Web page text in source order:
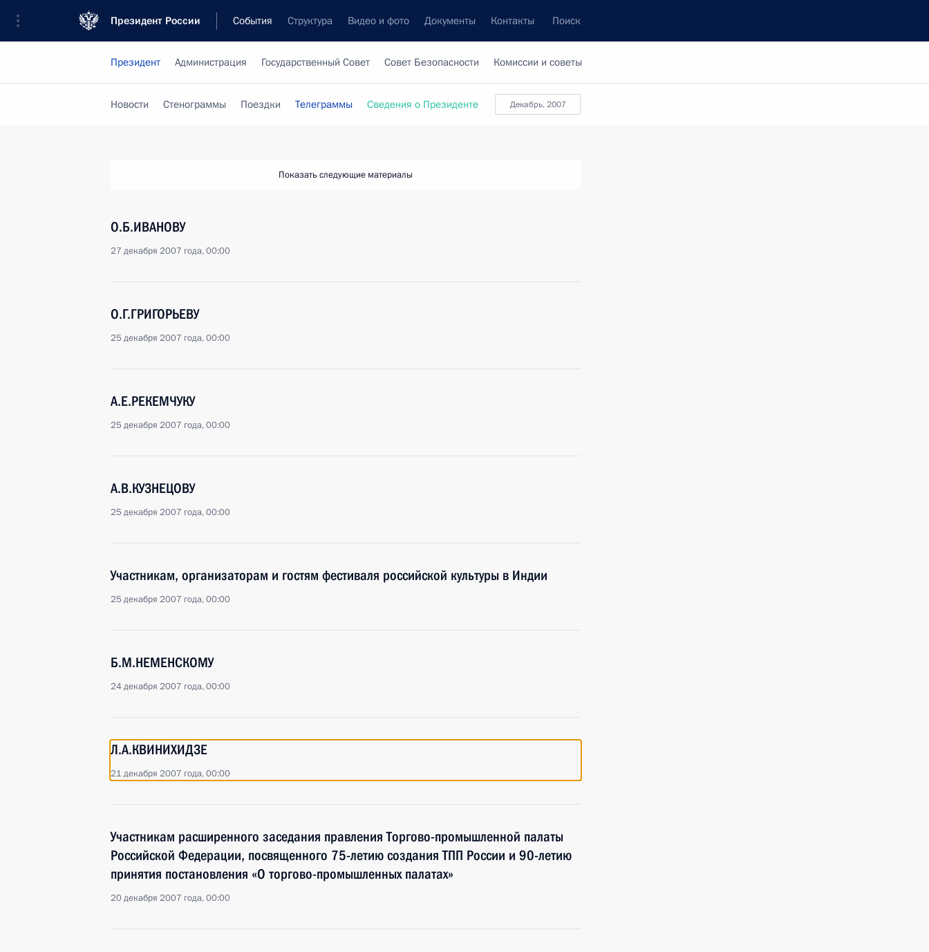
Президент России События Структура Видео и фото Документы Контакты Поиск
Президент Администрация Государственный Совет Совет Безопасности Комиссии и советы
Декабрь, 2007
Новости Стенограммы Поездки Телеграммы Сведения о Президенте
Показать следующие материалы
О.Б.ИВАНОВУ
27 декабря 2007 года, 00:00
О.Г.ГРИГОРЬЕВУ
25 декабря 2007 года, 00:00
А.Е.РЕКЕМЧУКУ
25 декабря 2007 года, 00:00
А.В.КУЗНЕЦОВУ
25 декабря 2007 года, 00:00
Участникам, организаторам и гостям фестиваля российской культуры в Индии
25 декабря 2007 года, 00:00
Б.М.НЕМЕНСКОМУ
24 декабря 2007 года, 00:00
Л.А.КВИНИХИДЗЕ
21 декабря 2007 года, 00:00
Участникам расширенного заседания правления Торгово-промышленной палаты
Российской Федерации, посвященного 75-летию создания ТПП России и 90-летию
принятия постановления «О торгово-промышленных палатах»
20 декабря 2007 года, 00:00